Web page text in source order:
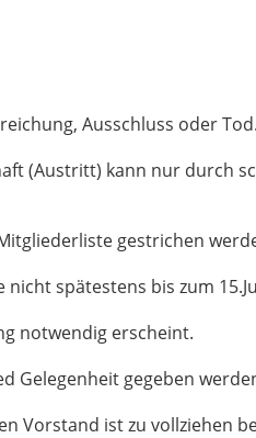
Ausschluss oder Tod.
(Austritt) kann nur durch
gestrichen
spätestens bis zum
notwendig erscheint.
Gelegenheit gegeben
Vorstand ist zu vollziehen